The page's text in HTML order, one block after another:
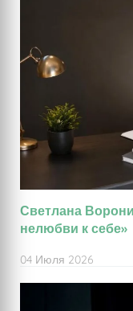
Светлана
нелюбви к себе»
04 Июля 2026